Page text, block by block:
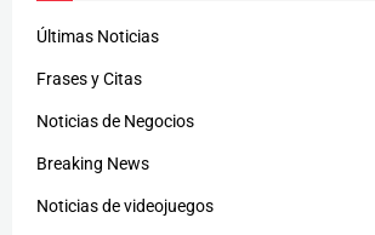
Últimas Noticias
Frases y Citas
Noticias de Negocios
Breaking News
Noticias de videojuegos